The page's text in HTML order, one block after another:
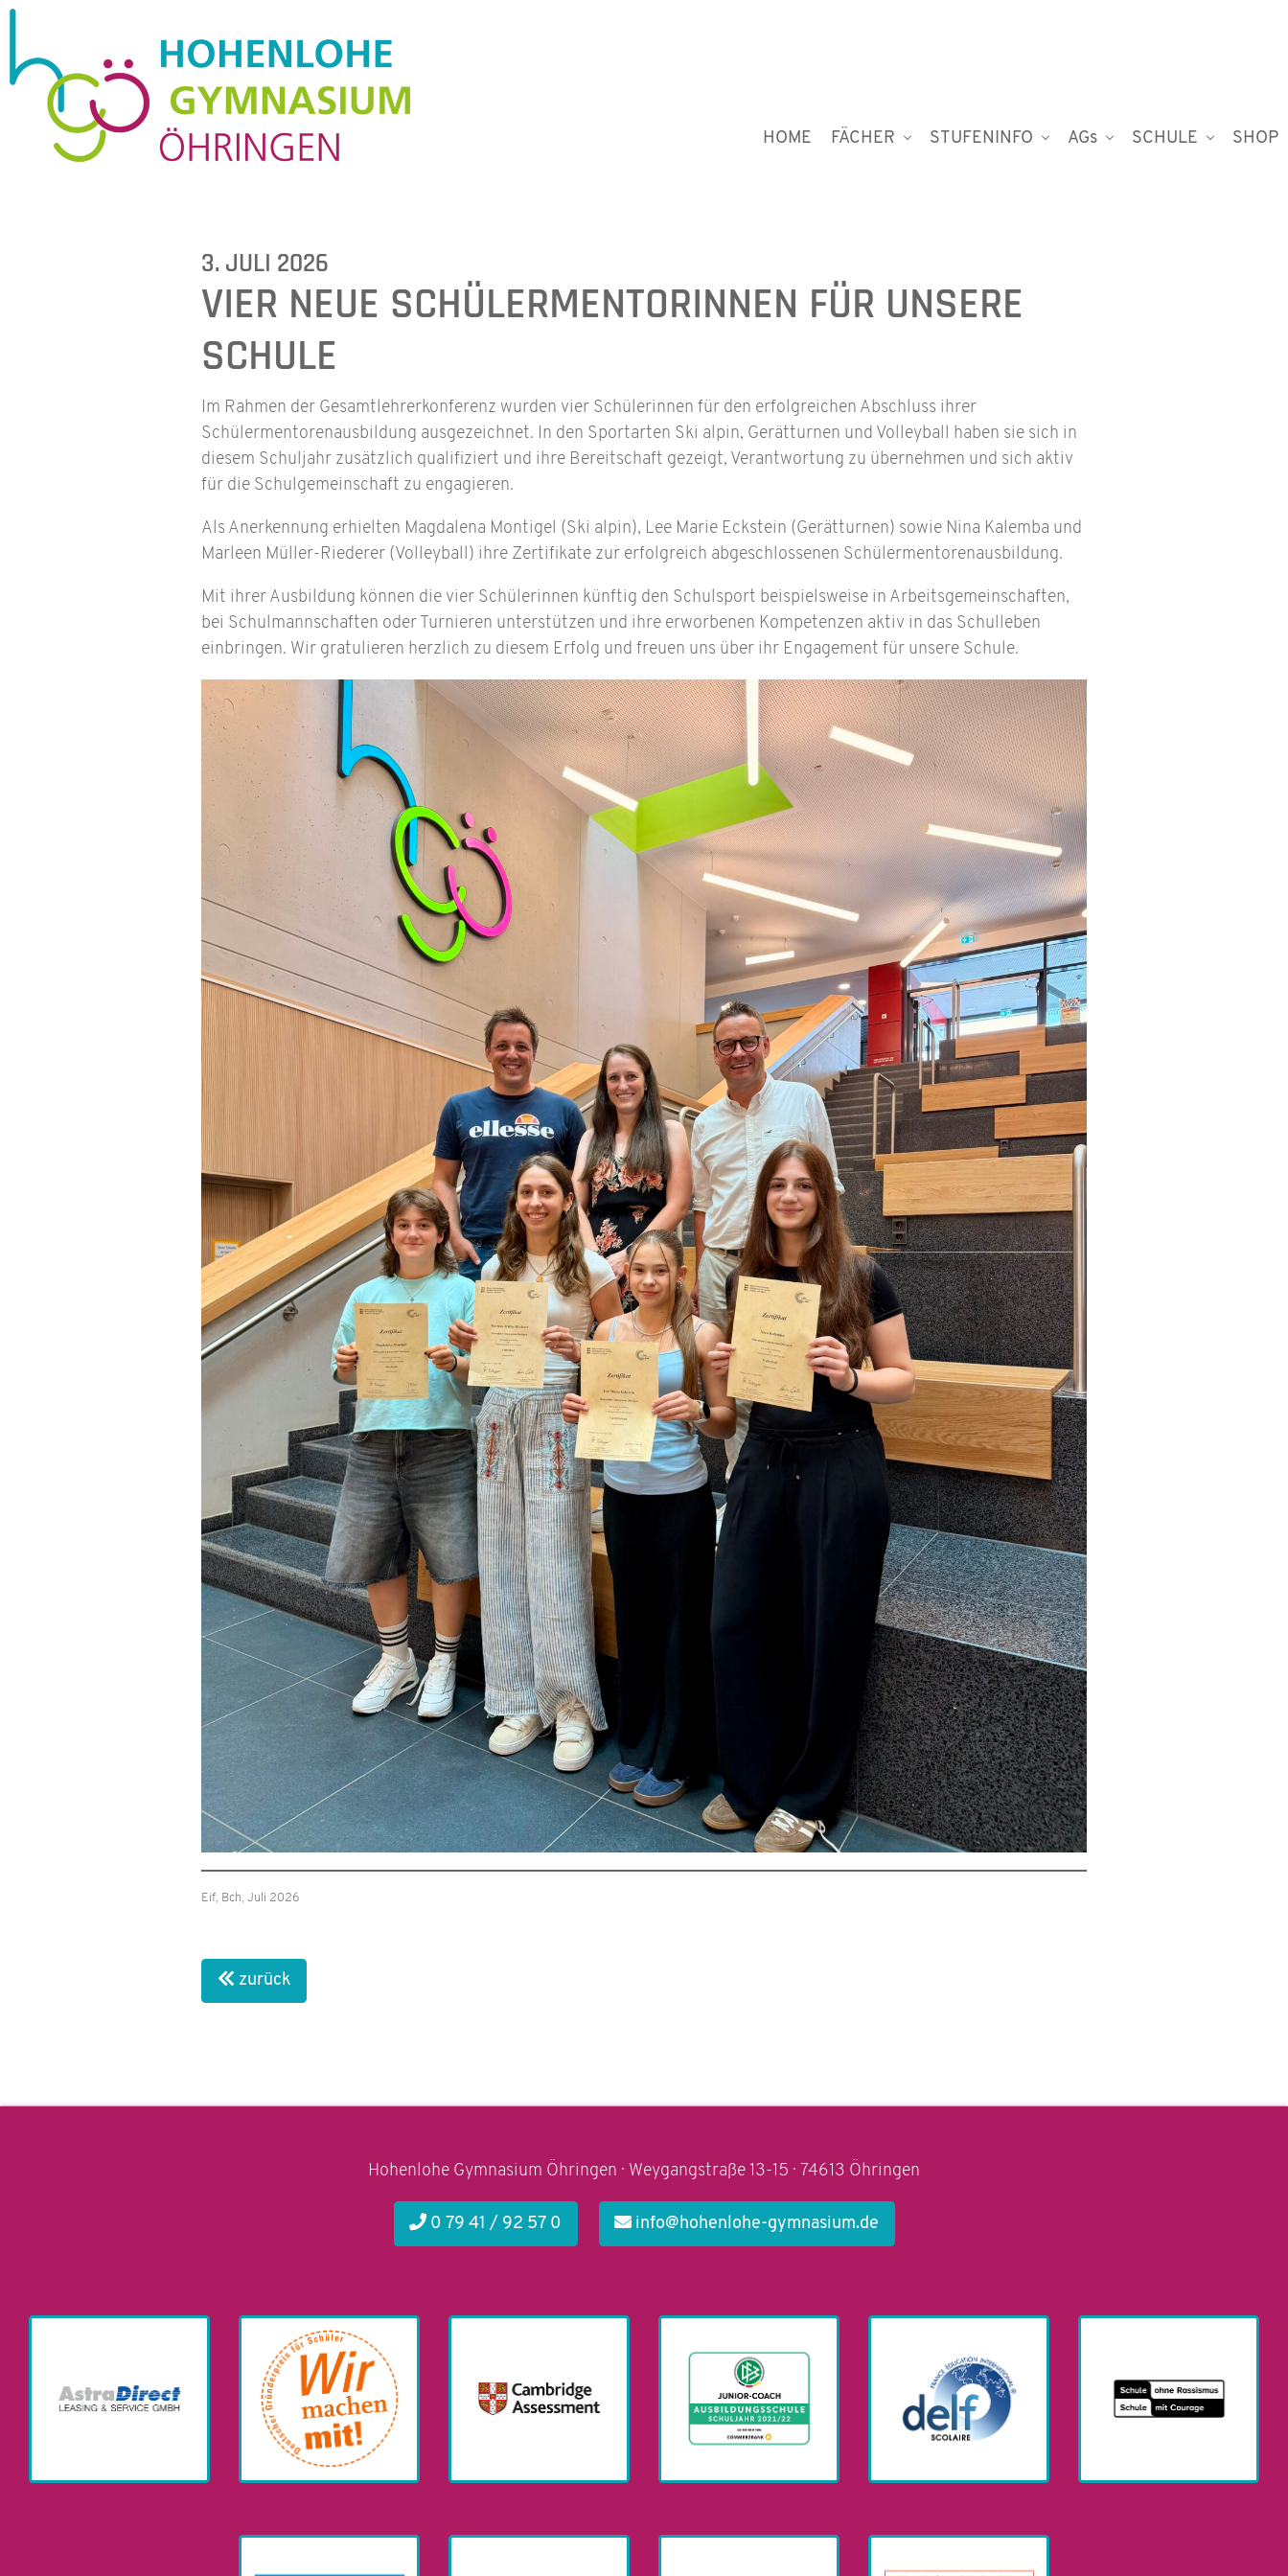
HOME FÄCHER STUFENINFO AGs SCHULE SHOP
3. JULI 2026
VIER NEUE SCHÜLERMENTORINNEN FÜR UNSERE
SCHULE
Im Rahmen der Gesamtlehrerkonferenz wurden vier Schülerinnen für den erfolgreichen Abschluss ihrer
Schülermentorenausbildung ausgezeichnet. In den Sportarten Ski alpin, Gerätturnen und Volleyball haben sie sich in
diesem Schuljahr zusätzlich qualifiziert und ihre Bereitschaft gezeigt, Verantwortung zu übernehmen und sich aktiv
für die Schulgemeinschaft zu engagieren.
Als Anerkennung erhielten Magdalena Montigel (Ski alpin), Lee Marie Eckstein (Gerätturnen) sowie Nina Kalemba und
Marleen Müller-Riederer (Volleyball) ihre Zertifikate zur erfolgreich abgeschlossenen Schülermentorenausbildung.
Mit ihrer Ausbildung können die vier Schülerinnen künftig den Schulsport beispielsweise in Arbeitsgemeinschaften,
bei Schulmannschaften oder Turnieren unterstützen und ihre erworbenen Kompetenzen aktiv in das Schulleben
einbringen. Wir gratulieren herzlich zu diesem Erfolg und freuen uns über ihr Engagement für unsere Schule.
Eif, Bch, Juli 2026
zurück
Hohenlohe Gymnasium Öhringen · Weygangstraße 13-15 · 74613 Öhringen
0 79 41 / 92 57 0 info@hohenlohe-gymnasium.de